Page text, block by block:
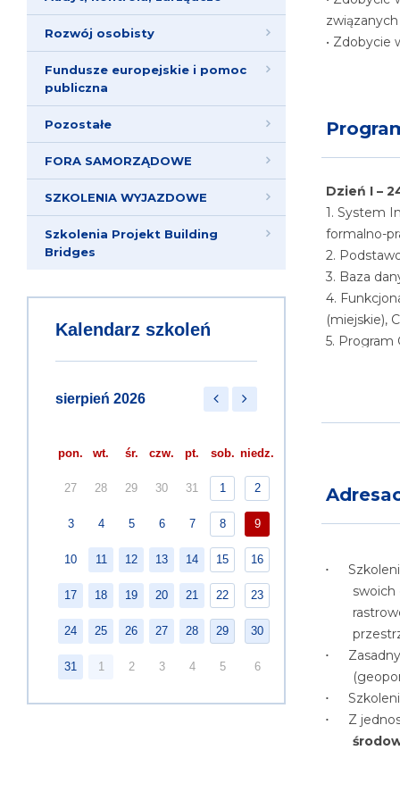
Rozwój osobisty
Fundusze europejskie i pomoc
publiczna
Pozostałe
FORA SAMORZĄDOWE
SZKOLENIA WYJAZDOWE
Szkolenia Projekt Building
Bridges
Kalendarz szkoleń
sierpień 2026
pon. wt. śr. czw. pt. sob. niedz.
27 28 29 30 31 1 2
3 4 5 6 7 8 9
10 11 12 13 14 15 16
17 18 19 20 21 22 23
24 25 26 27 28 29 30
31 1 2 3 4 5 6
•
Dzień I –
1. System
formalno-
2.
3. Baza
4.
(miejskie),
5. Program
8.
•
•
Z